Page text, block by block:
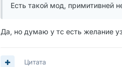
Есть такой мод, примитивней
Да, но думаю у тс есть желание
Цитата